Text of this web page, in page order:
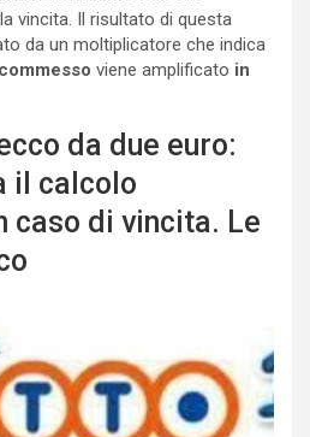
vincita. Il risultato di questa
da un moltiplicatore che indica
viene amplificato in
da due euro:
il calcolo
caso di vincita. Le